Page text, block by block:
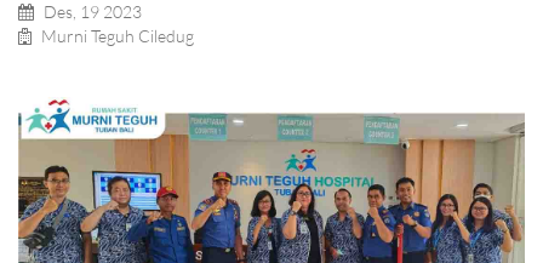
Des, 19 2023
Murni Teguh Ciledug